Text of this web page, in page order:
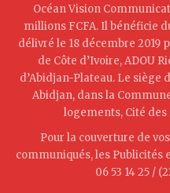
Océan Vision
millions FCFA. Il bénéficie
délivré le 18 décembre 2019
de Côte d’Ivoire, ADOU
d’Abidjan-Plateau. Le siège
Abidjan, dans la
logements, Cité des
Pour la couverture de
communiqués, les Publicités
06 53 14 25 /